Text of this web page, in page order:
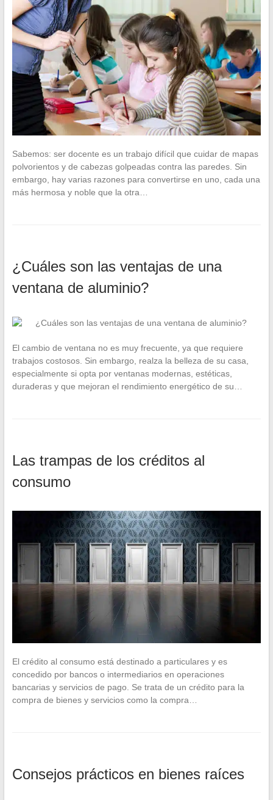
Sabemos: ser docente es un trabajo difícil que cuidar de mapas
polvorientos y de cabezas golpeadas contra las paredes. Sin
embargo, hay varias razones para convertirse en uno, cada una
más hermosa y noble que la otra…
¿Cuáles son las ventajas de una
ventana de aluminio?
El cambio de ventana no es muy frecuente, ya que requiere
trabajos costosos. Sin embargo, realza la belleza de su casa,
especialmente si opta por ventanas modernas, estéticas,
duraderas y que mejoran el rendimiento energético de su…
Las trampas de los créditos al
consumo
El crédito al consumo está destinado a particulares y es
concedido por bancos o intermediarios en operaciones
bancarias y servicios de pago. Se trata de un crédito para la
compra de bienes y servicios como la compra…
Consejos prácticos en bienes raíces